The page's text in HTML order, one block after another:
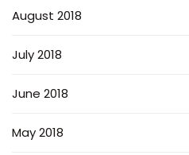
August 2018
July 2018
June 2018
May 2018